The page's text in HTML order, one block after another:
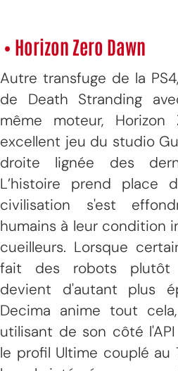
• Horizon Zero Dawn
Autre transfuge de la
de Death Stranding
même moteur,
excellent jeu du studio
droite lignée des
L’histoire prend
civilisation s'est
humains à leur condition
cueilleurs. Lorsque
fait des robots plutôt
devient d'autant plus
Decima anime tout
utilisant de son côté l'API
le profil Ultime couplé au